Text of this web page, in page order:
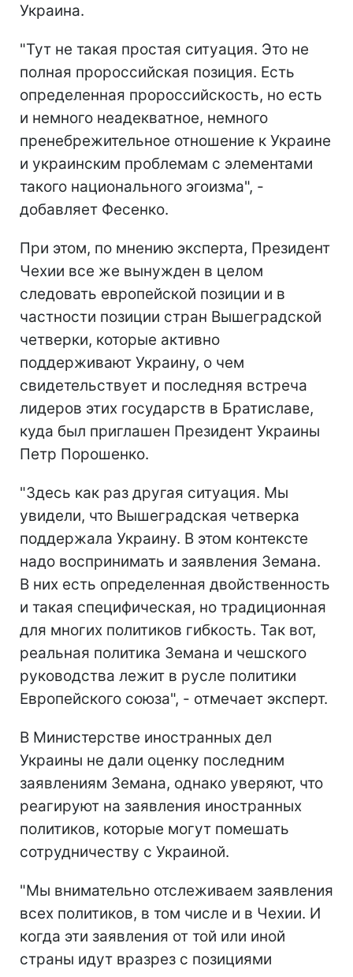
Украина.
"Тут не такая простая ситуация. Это не
полная пророссийская позиция. Есть
определенная пророссийскость, но есть
и немного неадекватное, немного
пренебрежительное отношение к Украине
и украинским проблемам с элементами
такого национального эгоизма", -
добавляет Фесенко.
При этом, по мнению эксперта, Президент
Чехии все же вынужден в целом
следовать европейской позиции и в
частности позиции стран Вышеградской
четверки, которые активно
поддерживают Украину, о чем
свидетельствует и последняя встреча
лидеров этих государств в Братиславе,
куда был приглашен Президент Украины
Петр Порошенко.
"Здесь как раз другая ситуация. Мы
увидели, что Вышеградская четверка
поддержала Украину. В этом контексте
надо воспринимать и заявления Земана.
В них есть определенная двойственность
и такая специфическая, но традиционная
для многих политиков гибкость. Так вот,
реальная политика Земана и чешского
руководства лежит в русле политики
Европейского союза", - отмечает эксперт.
В Министерстве иностранных дел
Украины не дали оценку последним
заявлениям Земана, однако уверяют, что
реагируют на заявления иностранных
политиков, которые могут помешать
сотрудничеству с Украиной.
"Мы внимательно отслеживаем заявления
всех политиков, в том числе и в Чехии. И
когда эти заявления от той или иной
страны идут вразрез с позициями